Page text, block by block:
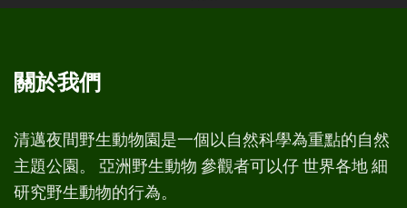
關於我們
清邁夜間野生動物園是一個以自然科學為重點的自然
主題公園。 亞洲野生動物 參觀者可以仔 世界各地 細
研究野生動物的行為。